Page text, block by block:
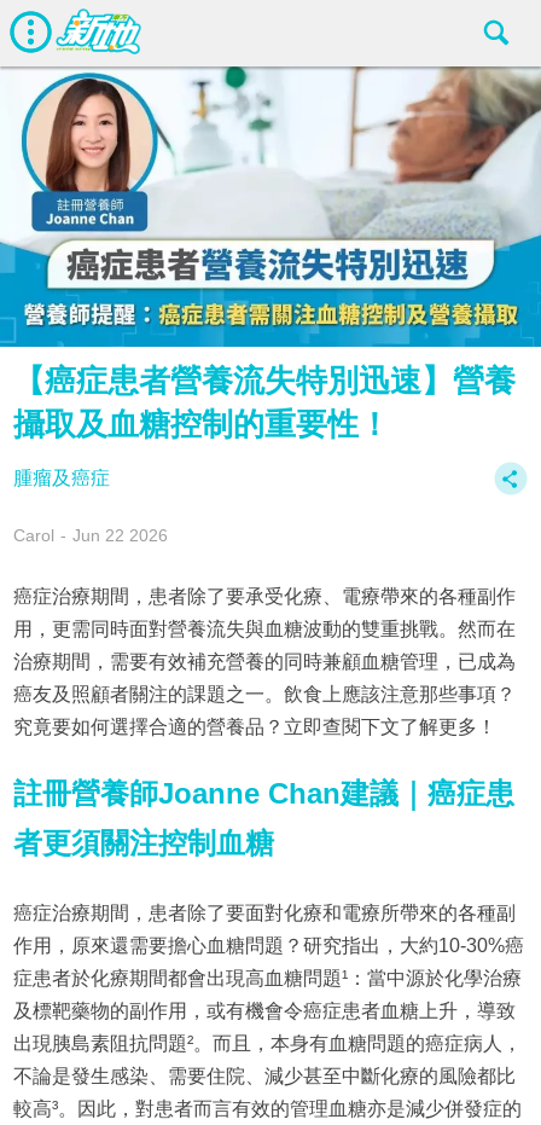
【癌症患者營養流失特別迅速】營養
攝取及血糖控制的重要性！
腫瘤及癌症
Carol Jun 22 2026
癌症治療期間，患者除了要承受化療、電療帶來的各種副作
用，更需同時面對營養流失與血糖波動的雙重挑戰。然而在
治療期間，需要有效補充營養的同時兼顧血糖管理，已成為
癌友及照顧者關注的課題之一。飲食上應該注意那些事項？
究竟要如何選擇合適的營養品？立即查閱下文了解更多！
註冊營養師Joanne Chan建議｜癌症患
者更須關注控制血糖
癌症治療期間，患者除了要面對化療和電療所帶來的各種副
作用，原來還需要擔心血糖問題？研究指出，大約10-30%癌
症患者於化療期間都會出現高血糖問題¹：當中源於化學治療
及標靶藥物的副作用，或有機會令癌症患者血糖上升，導致
出現胰島素阻抗問題²。而且，本身有血糖問題的癌症病人，
不論是發生感染、需要住院、減少甚至中斷化療的風險都比
較高³。因此，對患者而言有效的管理血糖亦是減少併發症的